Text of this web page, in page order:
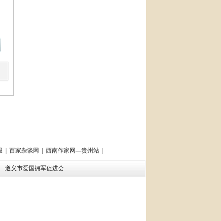
| 百家杂谈网 | 西南作家网—贵州站 |
遵义市爱国拥军促进会